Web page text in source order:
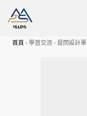
首頁 學習交流 提問設計單